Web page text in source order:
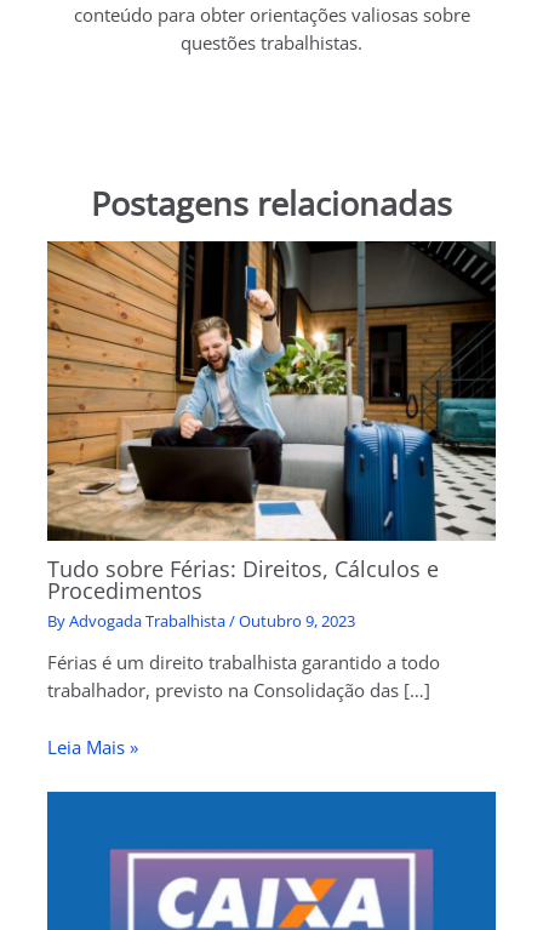
conteúdo para obter orientações valiosas sobre
questões trabalhistas.
Postagens relacionadas
Tudo sobre Férias: Direitos, Cálculos e
Procedimentos
ByAdvogada Trabalhista/Outubro 9, 2023
Férias é um direito trabalhista garantido a todo
trabalhador, previsto na Consolidação das […]
Leia Mais »